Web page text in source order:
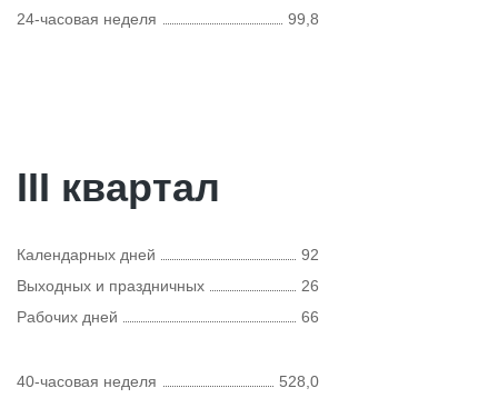
24-часовая неделя
99,8
III квартал
Календарных дней
92
Выходных и праздничных
26
Рабочих дней
66
40-часовая неделя 528,0